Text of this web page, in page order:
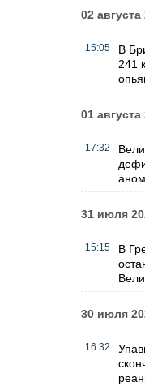
02 августа
15:05
В
241
01 августа
17:32
31 июля
15:15
В
30 июля
16:32